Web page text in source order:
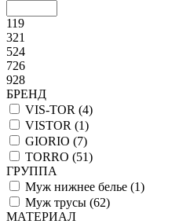
119
321
524
726
928
БРЕНД
VIS-TOR (4)
VISTOR (1)
GIORIO (7)
TORRO (51)
ГРУППА
Муж нижнее белье (1)
Муж трусы (62)
МАТЕРИАЛ